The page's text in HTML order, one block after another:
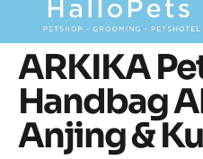
ARKIKA
Handbag
Anjing &